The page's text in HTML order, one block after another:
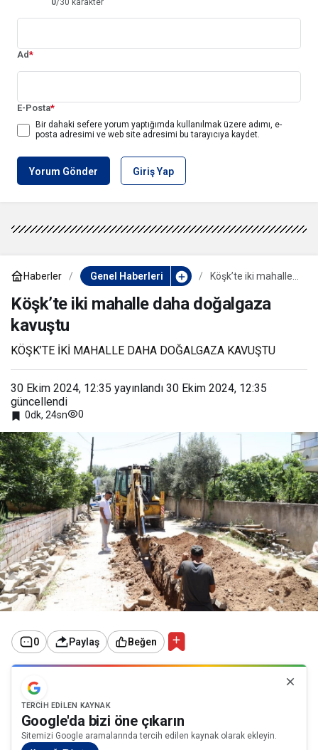
0/30 karakter
Ad*
E-Posta*
Bir dahaki sefere yorum yaptığımda kullanılmak üzere adımı, e-
posta adresimi ve web site adresimi bu tarayıcıya kaydet.
Yorum Gönder Giriş Yap
Haberler Genel Haberleri
Köşk’te iki mahalle
kavuştu
Köşk’te iki mahalle daha doğalgaza
kavuştu
KÖŞK’TE İKİ MAHALLE DAHA DOĞALGAZA KAVUŞTU
30 Ekim 2024, 12:35 yayınlandı 30 Ekim 2024, 12:35
güncellendi
0dk, 24sn 0
0 Paylaş Beğen
TERCIH EDILEN KAYNAK
Google'da bizi öne çıkarın
Sitemizi Google aramalarında tercih edilen kaynak olarak ekleyin.